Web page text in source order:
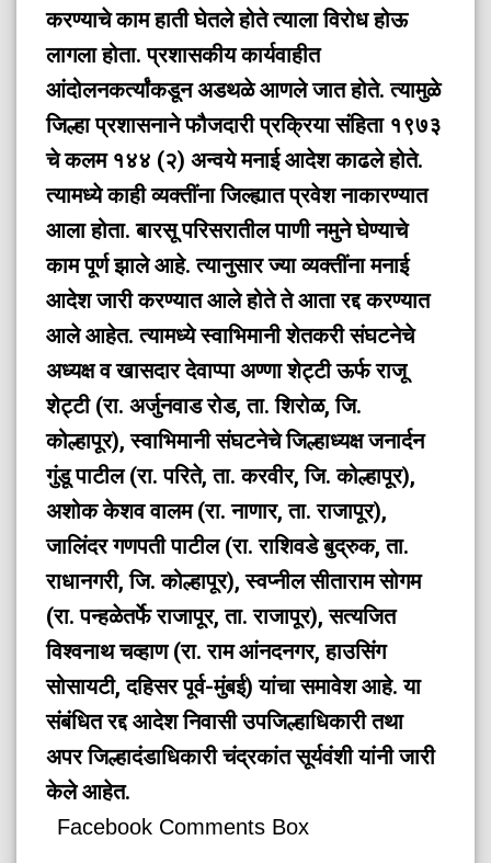
करण्याचे काम हाती घेतले होते त्याला विरोध होऊ
लागला होता. प्रशासकीय कार्यवाहीत
आंदोलनकर्त्यांकडून अडथळे आणले जात होते. त्यामुळे
जिल्हा प्रशासनाने फौजदारी प्रक्रिया संहिता १९७३
चे कलम १४४ (२) अन्वये मनाई आदेश काढले होते.
त्यामध्ये काही व्यक्तींना जिल्ह्यात प्रवेश नाकारण्यात
आला होता. बारसू परिसरातील पाणी नमुने घेण्याचे
काम पूर्ण झाले आहे. त्यानुसार ज्या व्यक्तींना मनाई
आदेश जारी करण्यात आले होते ते आता रद्द करण्यात
आले आहेत. त्यामध्ये स्वाभिमानी शेतकरी संघटनेचे
अध्यक्ष व खासदार देवाप्पा अण्णा शेट्टी ऊर्फ राजू
शेट्टी (रा. अर्जुनवाड रोड, ता. शिरोळ, जि.
कोल्हापूर), स्वाभिमानी संघटनेचे जिल्हाध्यक्ष जनार्दन
गुंडू पाटील (रा. परिते, ता. करवीर, जि. कोल्हापूर),
अशोक केशव वालम (रा. नाणार, ता. राजापूर),
जालिंदर गणपती पाटील (रा. राशिवडे बुद्रुक, ता.
राधानगरी, जि. कोल्हापूर), स्वप्नील सीताराम सोगम
(रा. पन्हळेतर्फे राजापूर, ता. राजापूर), सत्यजित
विश्वनाथ चव्हाण (रा. राम आंनदनगर, हाउसिंग
सोसायटी, दहिसर पूर्व-मुंबई) यांचा समावेश आहे. या
संबंधित रद्द आदेश निवासी उपजिल्हाधिकारी तथा
अपर जिल्हादंडाधिकारी चंद्रकांत सूर्यवंशी यांनी जारी
केले आहेत.
Facebook Comments Box